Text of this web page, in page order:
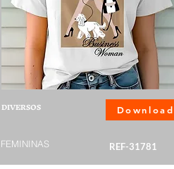
DIVERSOS Download
FEMININAS REF-31781